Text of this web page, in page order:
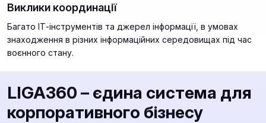
Виклики координації
Багато ІТ-інструментів та джерел інформації, в умовах
знаходження в різних інформаційних середовищах під час
воєнного стану.
LIGA360 – єдина система для
корпоративного бізнесу